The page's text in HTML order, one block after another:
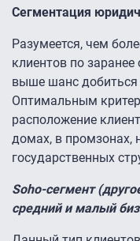
Сегментация
Разумеется, чем
клиентов по
выше шанс добиться
Оптимальным
расположение
домах, в промзонах,
государственных
Soho-сегмент
средний и малый